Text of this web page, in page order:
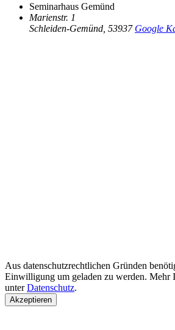
Seminarhaus Gemünd
Marienstr. 1
Schleiden-Gemünd 53937 Google
Aus datenschutzrechtlichen Gründen
Einwilligung um geladen zu werden. Mehr
unterDatenschutz.
Akzeptieren